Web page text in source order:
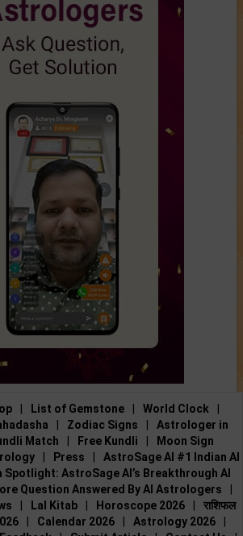
List of Gemstone World Clock
Zodiac Signs
Astrologer in
Match Free Kundli
Moon Sign
Press
AstroSage AI #1 Indian AI
Spotlight: AstroSage AI’s Breakthrough AI
Question Answered By AI Astrologers
Lal Kitab Horoscope 2026
राशिफल
Calendar 2026 Astrology 2026